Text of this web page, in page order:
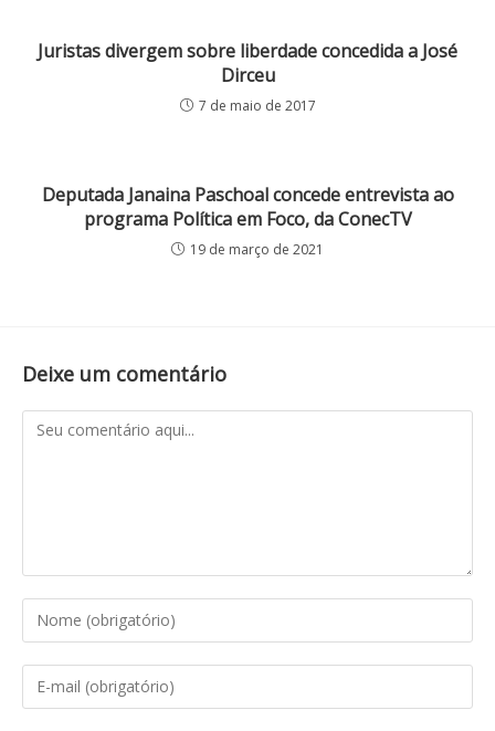
Juristas divergem sobre liberdade concedida a José
Dirceu
7 de maio de 2017
Deputada Janaina Paschoal concede entrevista ao
programa Política em Foco, da ConecTV
19 de março de 2021
Deixe um comentário